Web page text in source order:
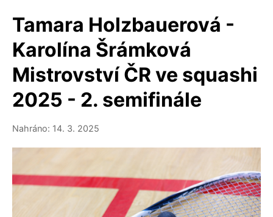
Tamara Holzbauerová -
Karolína Šrámková
Mistrovství ČR ve squashi
2025 - 2. semifinále
Nahráno: 14. 3. 2025